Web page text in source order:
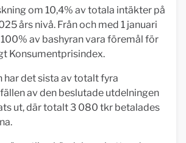
om 10,4% av totala intäkter på
års nivå. Från och med 1 januari
av bashyran vara föremål för
Konsumentprisindex.
har det sista av totalt fyra
av den beslutade utdelningen
ut, där totalt 3 080 tkr betalades